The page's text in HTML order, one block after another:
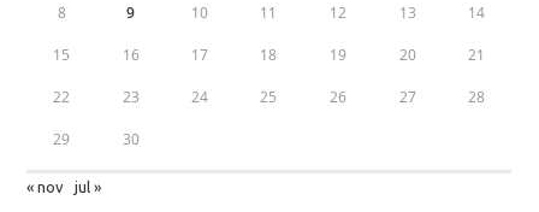
8 9 10 11 12 13 14
15 16 17 18 19 20 21
22 23 24 25 26 27 28
29 30
« nov jul »